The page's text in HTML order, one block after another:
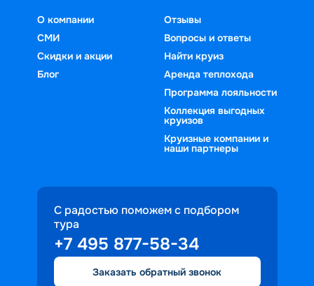
О компании
СМИ
Скидки и акции
Блог
Отзывы
Вопросы и ответы
Найти круиз
Аренда теплохода
Программа лояльности
Коллекция выгодных
круизов
Круизные компании и
наши партнеры
С радостью поможем с подбором
тура
+7 495 877-58-34
Заказать обратный звонок